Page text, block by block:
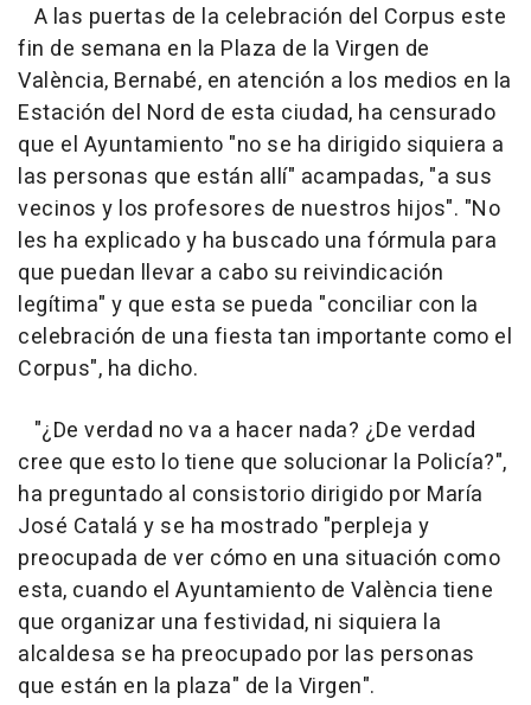
A las puertas de la celebración del Corpus este
fin de semana en la Plaza de la Virgen de
València, Bernabé, en atención a los medios en la
Estación del Nord de esta ciudad, ha censurado
que el Ayuntamiento "no se ha dirigido siquiera a
las personas que están allí" acampadas, "a sus
vecinos y los profesores de nuestros hijos". "No
les ha explicado y ha buscado una fórmula para
que puedan llevar a cabo su reivindicación
legítima" y que esta se pueda "conciliar con la
celebración de una fiesta tan importante como el
Corpus", ha dicho.
"¿De verdad no va a hacer nada? ¿De verdad
cree que esto lo tiene que solucionar la Policía?",
ha preguntado al consistorio dirigido por María
José Catalá y se ha mostrado "perpleja y
preocupada de ver cómo en una situación como
esta, cuando el Ayuntamiento de València tiene
que organizar una festividad, ni siquiera la
alcaldesa se ha preocupado por las personas
que están en la plaza" de la Virgen".